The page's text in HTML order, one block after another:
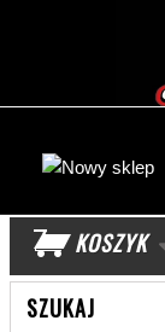
KOSZYK